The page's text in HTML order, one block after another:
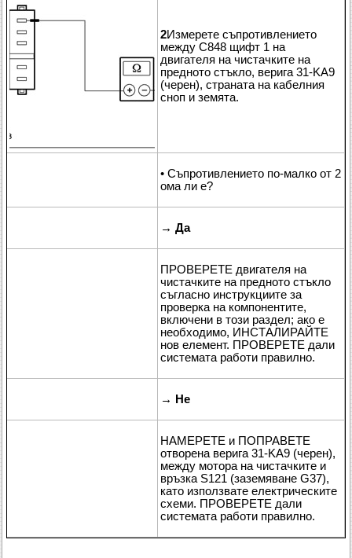
2Измерете съпротивлението
между C848 щифт 1 на
двигателя на чистачките на
предното стъкло, верига 31-KA9
(черен), страната на кабелния
сноп и земята.
• Съпротивлението по-малко от 2
ома ли е?
→ Да
ПРОВЕРЕТЕ двигателя на
чистачките на предното стъкло
съгласно инструкциите за
проверка на компонентите,
включени в този раздел; ако е
необходимо, ИНСТАЛИРАЙТЕ
нов елемент. ПРОВЕРЕТЕ дали
системата работи правилно.
→ Не
НАМЕРЕТЕ и ПОПРАВЕТЕ
отворена верига 31-KA9 (черен),
между мотора на чистачките и
връзка S121 (заземяване G37),
като използвате електрическите
схеми. ПРОВЕРЕТЕ дали
системата работи правилно.